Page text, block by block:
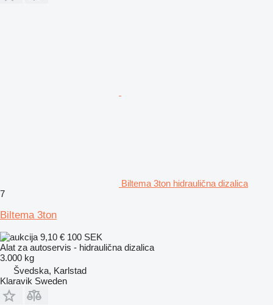
Biltema 3ton hidraulična dizalica
7
Biltema 3ton
9,10 € 100 SEK
Alat za autoservis - hidraulična dizalica
3.000 kg
Švedska, Karlstad
Klaravik Sweden